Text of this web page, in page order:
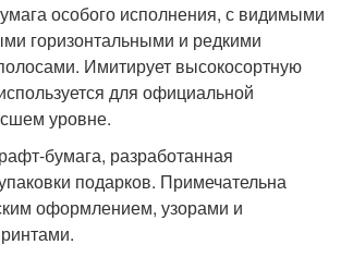
особого исполнения, с видимыми
горизонтальными и редкими
Имитирует высокосортную
для официальной
уровне.
бумага, разработанная
подарков. Примечательна
оформлением, узорами и